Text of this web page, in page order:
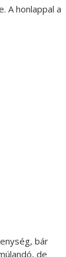
A honlappal a
bár
de